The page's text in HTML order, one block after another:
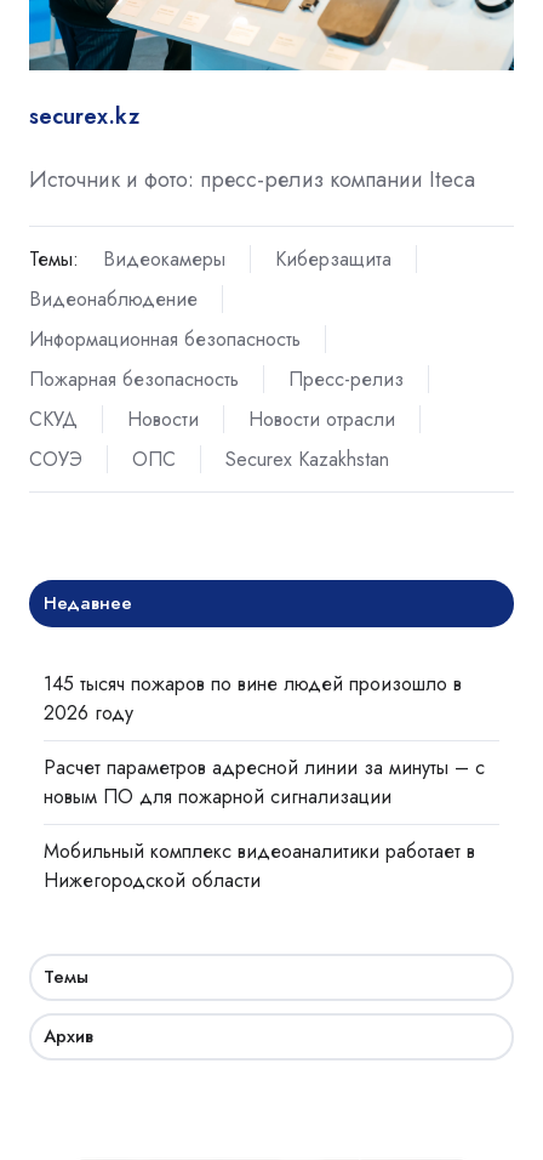
securex.kz
Источник и фото: пресс-релиз компании Iteca
Темы: Видеокамеры
Киберзащита
Видеонаблюдение
Информационная безопасность
Пожарная безопасность
Пресс-релиз
СКУД
Новости
Новости отрасли
СОУЭ
ОПС Securex Kazakhstan
Недавнее
145 тысяч пожаров по вине людей произошло в
2026 году
Расчет параметров адресной линии за минуты – с
новым ПО для пожарной сигнализации
Мобильный комплекс видеоаналитики работает в
Нижегородской области
Темы
Архив